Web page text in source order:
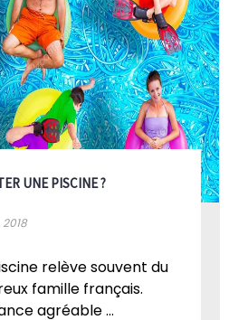
UNE PISCINE ?
2018
relève souvent du
famille français.
agréable ...